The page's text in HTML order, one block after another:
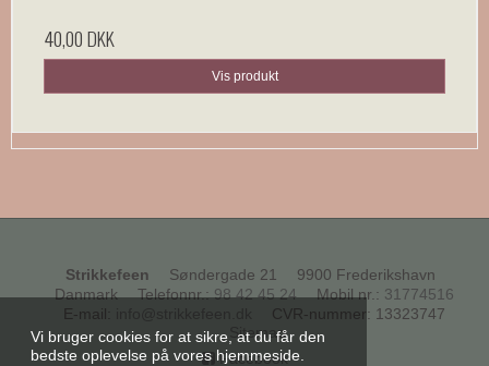
Vi bruger cookies for at sikre, at du får den
bedste oplevelse på vores hjemmeside.
40,00 DKK
Vis produkt
Strikkefeen Søndergade 21
9900 Frederikshavn
Danmark
Telefonnr.: 98 42 45 24 Mobil nr. : 31774516
E-mail
CVR-nummer: 13323747
Sitemap
Facebook